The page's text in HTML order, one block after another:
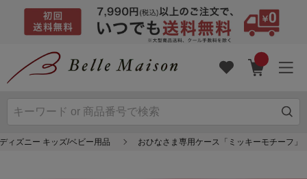
ィズニー キッズ/ベビー用品 おひなさま専用ケース「ミッキーモチーフ」